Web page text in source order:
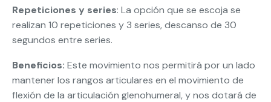
Repeticiones y series: La opción que se escoja se
realizan 10 repeticiones y 3 series, descanso de 30
segundos entre series.
Beneficios: Este movimiento nos permitirá por un lado
mantener los rangos articulares en el movimiento de
flexión de la articulación glenohumeral, y nos dotará de